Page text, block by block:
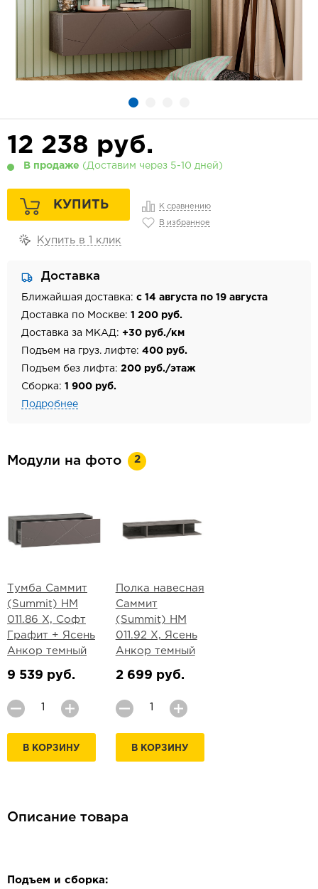
12 238 руб.
В продаже (Доставим через 5-10 дней)
КУПИТЬ К сравнению
В избранное
Купить в 1 клик
Доставка
Ближайшая доставка: с 14 августа по 19 августа
Доставка по Москве: 1 200 руб.
Доставка за МКАД: +30 руб./км
Подъем на груз. лифте: 400 руб.
Подъем без лифта: 200 руб./этаж
Сборка: 1 900 руб.
Подробнее
Модули на фото 2
Тумба Саммит
(Summit) НМ
011.86 Х, Софт
Графит + Ясень
Анкор темный
9 539 руб.
В КОРЗИНУ
Полка навесная
Саммит
(Summit) НМ
011.92 Х, Ясень
Анкор темный
2 699 руб.
В КОРЗИНУ
Описание товара
Подъем и сборка: